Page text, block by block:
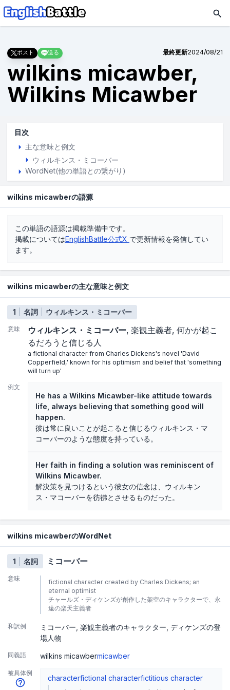
ポスト 送る 最終更新2024/08/21
wilkins micawber,
Wilkins Micawber
目次
主な意味と例文
ウィルキンス・ミコーバー
WordNet(他の単語との繋がり)
wilkins micawberの語源
この単語の語源は掲載準備中です。
掲載についてはEnglishBattle公式X で更新情報を発信してい
ます。
wilkins micawberの主な意味と例文
1 名詞 ウィルキンス・ミコーバー
意味 ウィルキンス・ミコーバー 楽観主義者 何かが起こ
るだろうと信じる人
a fictional character from Charles Dickens's novel 'David
Copperfield,' known for his optimism and belief that 'something
will turn up'
例文
He has a Wilkins Micawber-like attitude towards
life, always believing that something good will
happen.
彼は常に良いことが起こると信じるウィルキンス・マ
コーバーのような態度を持っている。
Her faith in finding a solution was reminiscent of
Wilkins Micawber.
解決策を見つけるという彼女の信念は、ウィルキン
ス・マコーバーを彷彿とさせるものだった。
wilkins micawberのWordNet
1 名詞 ミコーバー
意味
fictional character created by Charles Dickens; an
eternal optimist
チャールズ・ディケンズが創作した架空のキャラクターで、永
遠の楽天主義者
和訳例 ミコーバー 楽観主義者のキャラクター ディケンズの登
場人物
同義語 wilkins micawbermicawber
被具体例
characterfictional characterfictitious character